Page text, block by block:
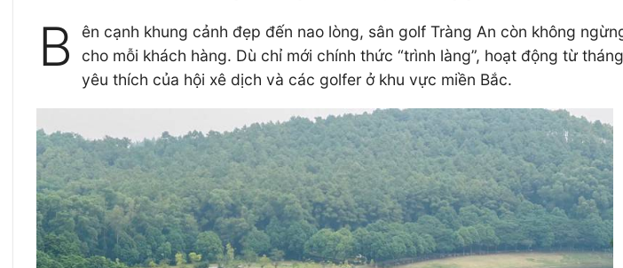
B
ên cạnh khung cảnh đẹp đến nao lòng, sân golf Tràng An còn không
cho mỗi khách hàng. Dù chỉ mới chính thức “trình làng”, hoạt động từ
yêu thích của hội xê dịch và các golfer ở khu vực miền Bắc.